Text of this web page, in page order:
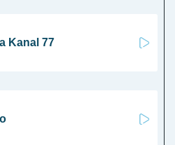
Kanal 77